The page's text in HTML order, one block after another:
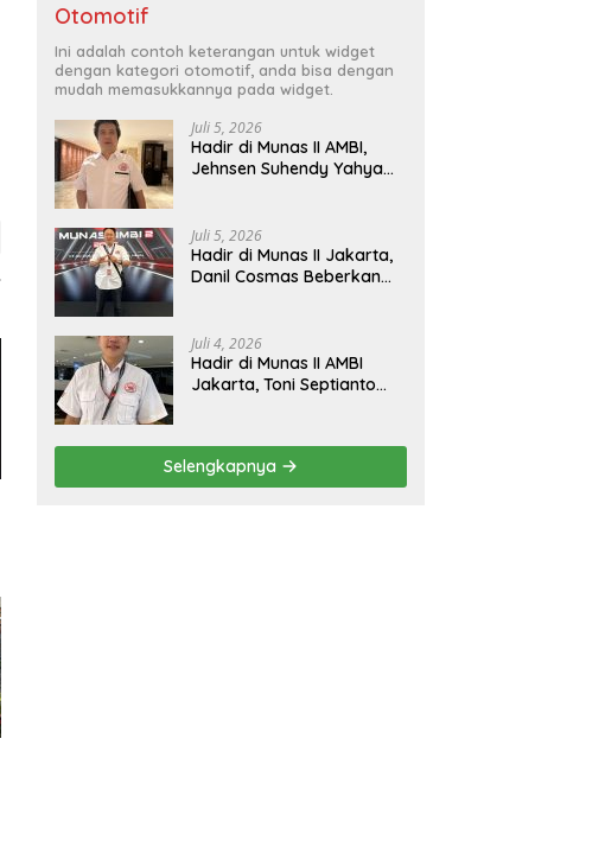
Otomotif
Ini adalah contoh keterangan untuk widget
dengan kategori otomotif, anda bisa dengan
mudah memasukkannya pada widget.
Juli 5, 2026
Hadir di Munas II AMBI,
Jehnsen Suhendy Yahya
Kelas
Juli 5, 2026
Hadir di Munas II Jakarta,
Danil Cosmas Beberkan
Juli 4, 2026
Hadir di Munas II AMBI
Jakarta, Toni Septianto
Masyarakat
Selengkapnya